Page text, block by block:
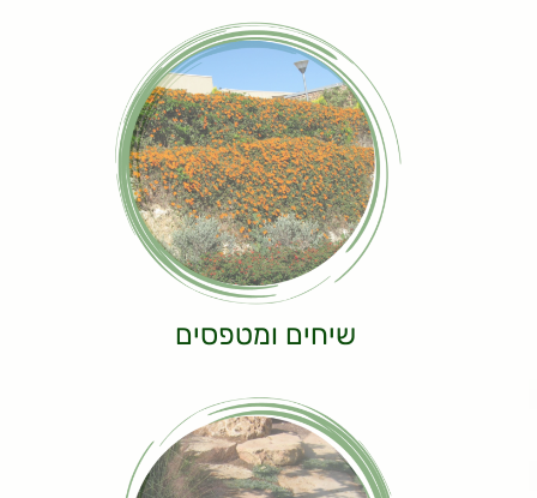
שיחים ומטפסים